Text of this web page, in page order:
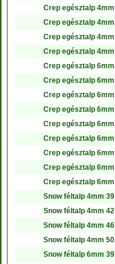
Crep egésztalp
Crep egésztalp
Crep egésztalp
Crep egésztalp
Crep egésztalp
Crep egésztalp
Crep egésztalp
Crep egésztalp
Crep egésztalp
Crep egésztalp
Crep egésztalp
Crep egésztalp
Crep egésztalp
Snow féltalp 4mm
Snow féltalp 4mm
Snow féltalp 4mm
Snow féltalp 4mm
Snow féltalp 6mm